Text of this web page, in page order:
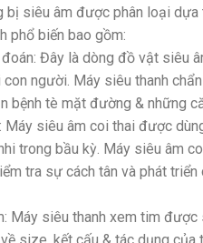
bị siêu âm được phân loại
phổ biến bao gồm:
Đây là dòng đồ vật siêu
người. Máy siêu thanh
bệnh tè mặt đường & những
Máy siêu âm coi thai được
trong bầu kỳ. Máy siêu âm
tra sự cách tân và phát
Máy siêu thanh xem tim